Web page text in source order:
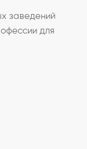
заведений
для